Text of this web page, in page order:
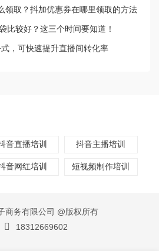
领取？抖加优惠券在哪里领取的方法
比较好？这三个时间要知道！
，可快速提升直播间转化率
音直播培训 抖音主播培训
音网红培训 短视频制作培训
商务有限公司 @版权所有
18312669602